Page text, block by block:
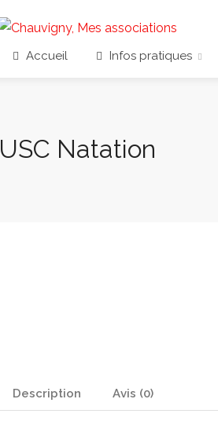
Accueil Infos pratiques
USC Natation
Description Avis (0)